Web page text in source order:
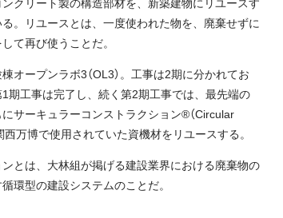
。リユースとは、一度使われた物を、廃棄せずに
て再び使うことだ。
オープンラボ3（OL3）。工事は2期に分かれてお
期工事は完了し、続く第2期工事では、最先端の
サーキュラーコンストラクション®（Circular
万博で使用されていた資機材をリユースする。
とは、大林組が掲げる建設業界における廃棄物の
環型の建設システムのことだ。